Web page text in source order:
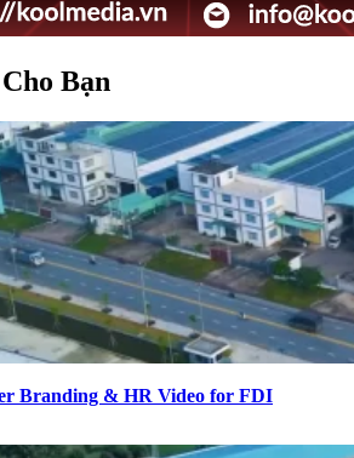
Bạn
Branding & HR Video for FDI